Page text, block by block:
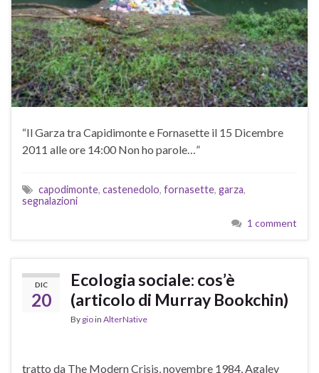
“Il Garza tra Capidimonte e Fornasette il 15 Dicembre
2011 alle ore 14:00 Non ho parole…”
capodimonte, castenedolo, fornasette, garza,
segnalazioni
1 comment
DIC
20
Ecologia sociale: cos’è
(articolo di Murray Bookchin)
By gioin AlterNative
tratto da The Modern Crisis, novembre 1984, Agalev